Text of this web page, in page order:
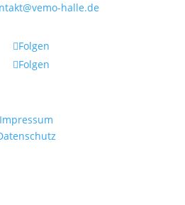
halle.de
Folgen
Folgen
Impressum